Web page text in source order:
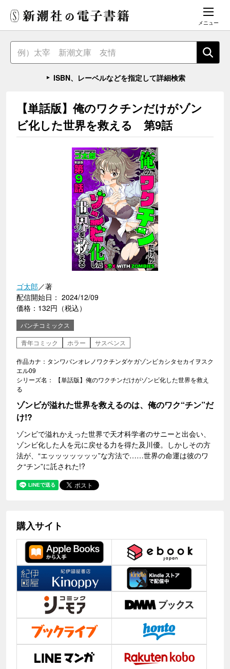
メニュー
ISBN、レーベルなどを指定して詳細検索
【単話版】俺のワクチンだけがゾン
ビ化した世界を救える 第9話
ゴ太郎／著
配信開始日： 2024/12/09
価格：132円（税込）
バンチコミックス
青年コミック
ホラー サスペンス
作品カナ：タンワバンオレノワクチンダケガゾンビカシタセカイヲスク
エル09
シリーズ名： 【単話版】俺のワクチンだけがゾンビ化した世界を救え
る
ゾンビが溢れた世界を救えるのは、俺のワク“チン”だ
け!?
ゾンビで溢れかえった世界で天才科学者のサニーと出会い、
ゾンビ化した人を元に戻せる力を得た及川優。しかしその方
法が、“エッッッッッッッ”な方法で……世界の命運は彼のワ
ク“チン”に託された!?
購入サイト